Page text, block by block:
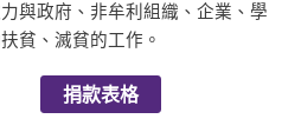
與政府、非牟利組織、企業、學
貧、滅貧的工作。
捐款表格